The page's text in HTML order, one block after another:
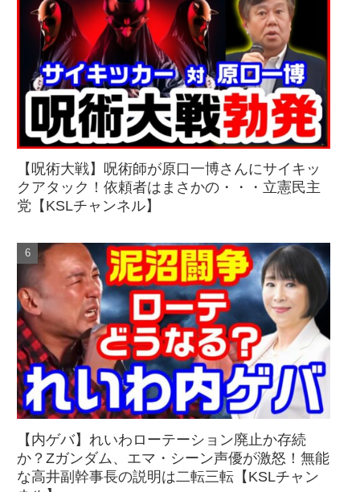
【呪術大戦】呪術師が原口一博さんにサイキッ
クアタック！依頼者はまさかの・・・立憲民主
党【KSLチャンネル】
【内ゲバ】れいわローテーション廃止か存続
か？Zガンダム、エマ・シーン声優が激怒！無能
な高井副幹事長の説明は二転三転【KSLチャン